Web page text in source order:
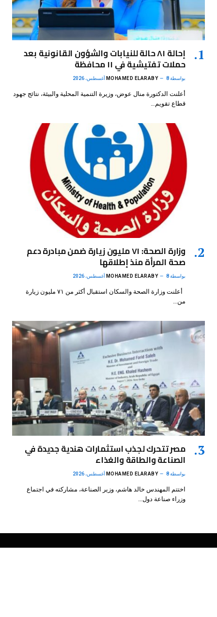
إحالة ٨١ حالة للنيابات والشؤون القانونية بعد
حملات تفتيشية في ١١ محافظة
بواسطة MOHAMED ELARABY 8 أغسطس، 2026
أعلنت الدكتورة منال عوض، وزيرة التنمية المحلية والبيئة، نتائج جهود
قطاع تقويم…
وزارة الصحة: ٧١ مليون زيارة ضمن مبادرة دعم
صحة المرأة منذ إطلاقها
بواسطة MOHAMED ELARABY 8 أغسطس، 2026
أعلنت وزارة الصحة والسكان استقبال أكثر من ٧١ مليون زيارة
من…
مصر تتحرك لجذب استثمارات هندية جديدة في
الصناعة والطاقة والغذاء
بواسطة MOHAMED ELARABY 8 أغسطس، 2026
اختتم المهندس خالد هاشم، وزير الصناعة، مشاركته في اجتماع
وزراء صناعة دول…